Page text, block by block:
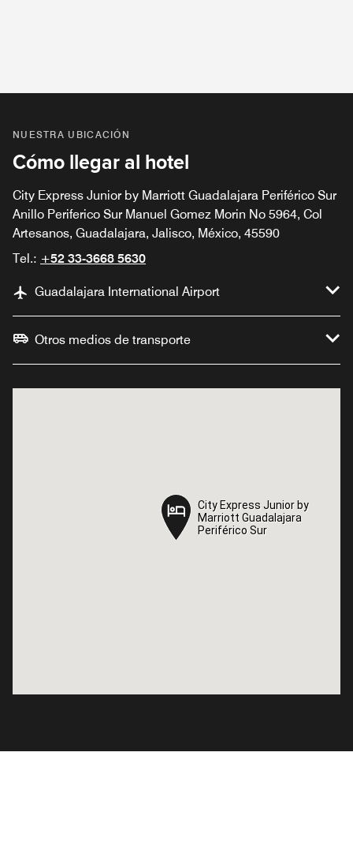
NUESTRA UBICACIÓN
Cómo llegar al hotel
City Express Junior by Marriott Guadalajara Periférico Sur
Anillo Periferico Sur Manuel Gomez Morin No 5964, Col
Artesanos, Guadalajara, Jalisco, México, 45590
Tel.: +52 33-3668 5630
Guadalajara International Airport
Otros medios de transporte
City Express Junior by
Marriott Guadalajara
Periférico Sur
City Express Junior by
Marriott Guadalajara
Periférico Sur